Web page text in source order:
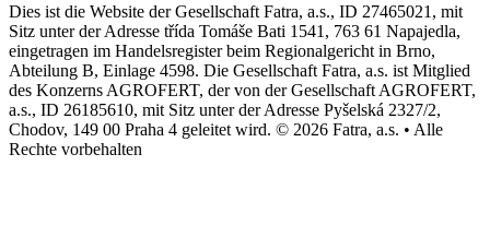
Dies ist die Website der Gesellschaft Fatra, a.s., ID 27465021, mit
Sitz unter der Adresse třída Tomáše Bati 1541, 763 61 Napajedla,
eingetragen im Handelsregister beim Regionalgericht in Brno,
Abteilung B, Einlage 4598. Die Gesellschaft Fatra, a.s. ist Mitglied
des Konzerns AGROFERT, der von der Gesellschaft AGROFERT,
a.s., ID 26185610, mit Sitz unter der Adresse Pyšelská 2327/2,
Chodov, 149 00 Praha 4 geleitet wird. © 2026 Fatra, a.s. • Alle
Rechte vorbehalten